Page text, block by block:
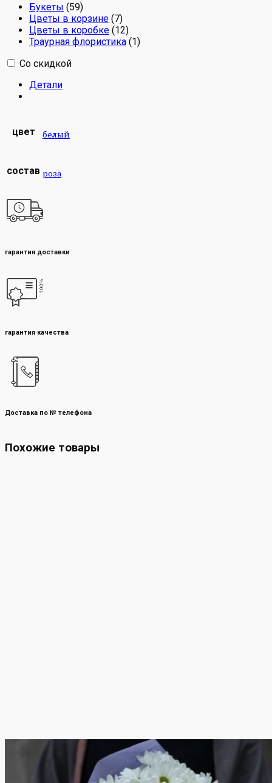
Букеты (59)
Цветы в корзине (7)
Цветы в коробке (12)
Траурная флористика (1)
Со скидкой
Детали
цвет белый
состав роза
гарантия доставки
гарантия качества
Доставка по № телефона
Похожие товары